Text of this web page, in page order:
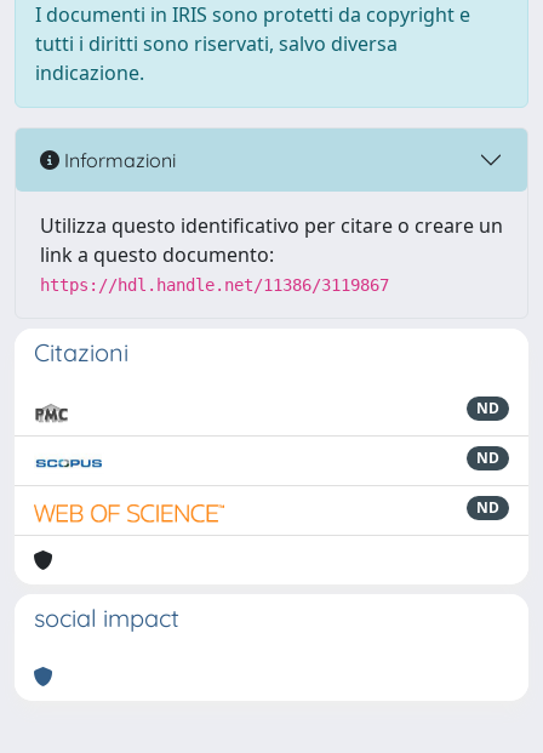
I documenti in IRIS sono protetti da copyright e
tutti i diritti sono riservati, salvo diversa
indicazione.
Informazioni
Utilizza questo identificativo per citare o creare un
link a questo documento:
https://hdl.handle.net/11386/3119867
Citazioni
ND
ND
ND
social impact